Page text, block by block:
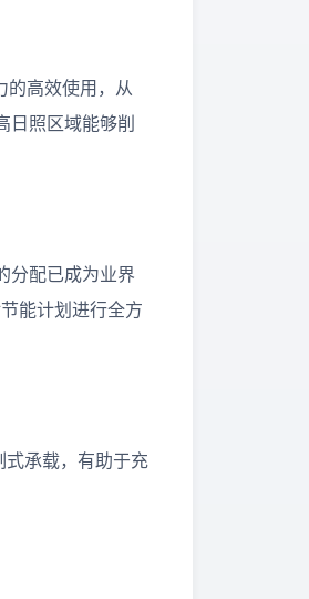
的高效使用，从
照区域能够削
分配已成为业界
能计划进行全方
承载，有助于充